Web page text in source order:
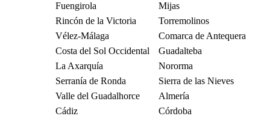
Fuengirola
Mijas
Rincón de la Victoria
Torremolinos
Vélez-Málaga
Comarca de Antequera
Costa del Sol Occidental
Guadalteba
La Axarquía
Nororma
Serranía de Ronda
Sierra de las Nieves
Valle del Guadalhorce
Almería
Cádiz
Córdoba